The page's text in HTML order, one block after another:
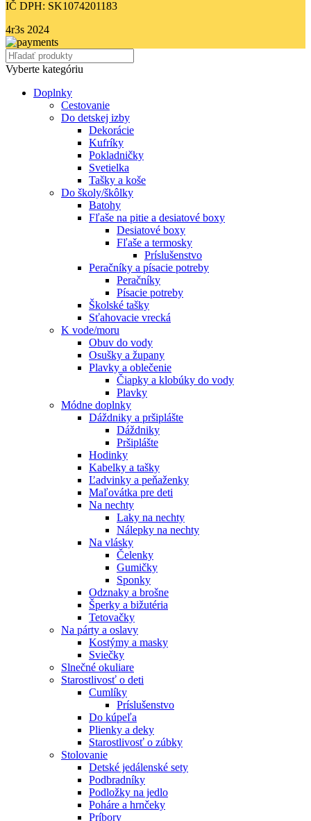
IČ DPH: SK1074201183
4r3s 2024
Vyberte kategóriu
Doplnky
Cestovanie
Do detskej izby
Dekorácie
Kufríky
Pokladničky
Svetielka
Tašky a koše
Do školy/škôlky
Batohy
Fľaše na pitie a desiatové boxy
Desiatové boxy
Fľaše a termosky
Príslušenstvo
Peračníky a písacie potreby
Peračníky
Písacie potreby
Školské tašky
Sťahovacie vrecká
K vode/moru
Obuv do vody
Osušky a župany
Plavky a oblečenie
Čiapky a klobúky do vody
Plavky
Módne doplnky
Dáždniky a pršiplášte
Dáždniky
Pršiplášte
Hodinky
Kabelky a tašky
Ľadvinky a peňaženky
Maľovátka pre deti
Na nechty
Laky na nechty
Nálepky na nechty
Na vlásky
Čelenky
Gumičky
Sponky
Odznaky a brošne
Šperky a bižutéria
Tetovačky
Na párty a oslavy
Kostýmy a masky
Sviečky
Slnečné okuliare
Starostlivosť o deti
Cumlíky
Príslušenstvo
Do kúpeľa
Plienky a deky
Starostlivosť o zúbky
Stolovanie
Detské jedálenské sety
Podbradníky
Podložky na jedlo
Poháre a hrnčeky
Príbory